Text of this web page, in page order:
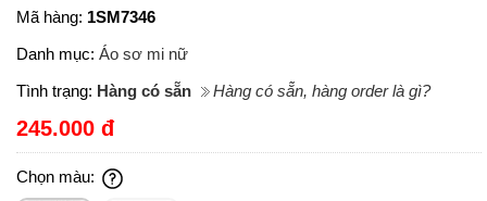
Mã hàng: 1SM7346
Danh mục: Áo sơ mi nữ
Tình trạng: Hàng có sẵn Hàng có sẵn, hàng order là gì?
245.000 đ
Chọn màu: